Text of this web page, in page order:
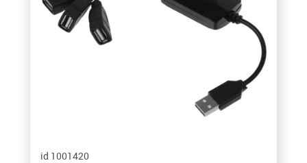
id 1001420